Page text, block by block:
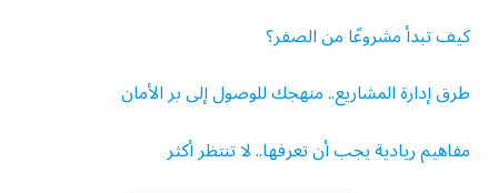
كيف تبدأ مشروعًا من الصفر؟
طرق إدارة المشاريع.. منهجك للوصول إلى بر الأمان
مفاهيم ريادية يجب أن تعرفها.. لا تنتظر أكثر